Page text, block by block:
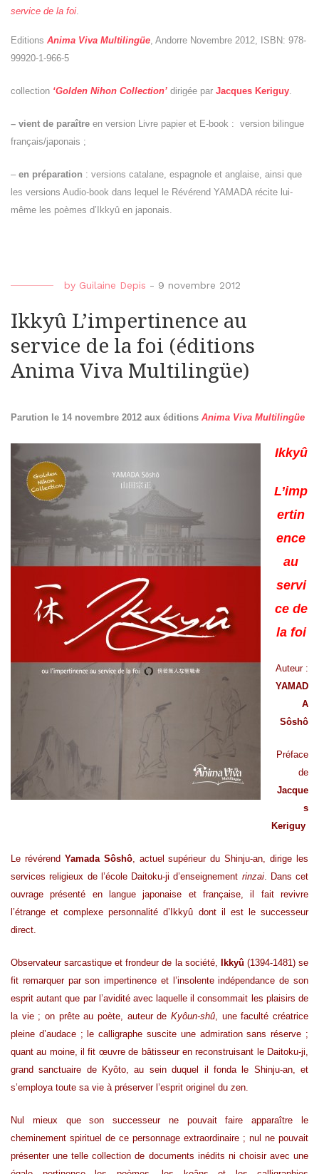
service de la foi.
Editions Anima Viva Multilingüe, Andorre Novembre 2012,
ISBN: 978-
99920-1-966-5
collection ‘Golden Nihon Collection’ dirigée par Jacques Keriguy.
– vient de paraître en version Livre papier et E-book : version bilingue
français/japonais ;
– en préparation : versions catalane, espagnole et anglaise, ainsi que
les versions Audio-book dans lequel le Révérend YAMADA récite lui-
même les poèmes d’Ikkyû en japonais.
by Guilaine Depis - 9 novembre 2012
Ikkyû L’impertinence au
service de la foi (éditions
Anima Viva Multilingüe)
Parution le 14 novembre 2012 aux éditions Anima Viva Multilingüe
Ikkyû
L’imp
ertin
ence
au
servi
ce de
la foi
Auteur :
YAMAD
A
Sôshô
Préface
de
Jacque
s
Keriguy
Le révérend Yamada Sôshô, actuel supérieur du Shinju-an, dirige les
services religieux de l’école Daitoku-ji d’enseignement rinzai. Dans cet
ouvrage présenté en langue japonaise et française, il fait revivre
l’étrange et complexe personnalité d’Ikkyû dont il est le successeur
direct.
Observateur sarcastique et frondeur de la société, Ikkyû (1394-1481) se
fit remarquer par son impertinence et l’insolente indépendance de son
esprit autant que par l’avidité avec laquelle il consommait les plaisirs de
la vie ; on prête au poète, auteur de Kyôun-shû, une faculté créatrice
pleine d’audace ; le calligraphe suscite une admiration sans réserve ;
quant au moine, il fit œuvre de bâtisseur en reconstruisant le Daitoku-ji,
grand sanctuaire de Kyôto, au sein duquel il fonda le Shinju-an, et
s’employa toute sa vie à préserver l’esprit originel du zen.
Nul mieux que son successeur ne pouvait faire apparaître le
cheminement spirituel de ce personnage extraordinaire ; nul ne pouvait
présenter une telle collection de documents inédits ni choisir avec une